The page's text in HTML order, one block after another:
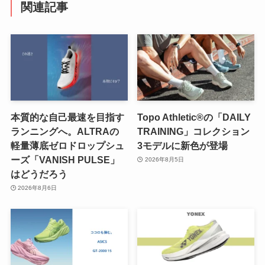
関連記事
本質的な自己最速を目指す
ランニングへ。ALTRAの
軽量薄底ゼロドロップシュ
ーズ「VANISH PULSE」
はどうだろう
2026年8月6日
Topo Athletic®の「DAILY
TRAINING」コレクション
3モデルに新色が登場
2026年8月5日